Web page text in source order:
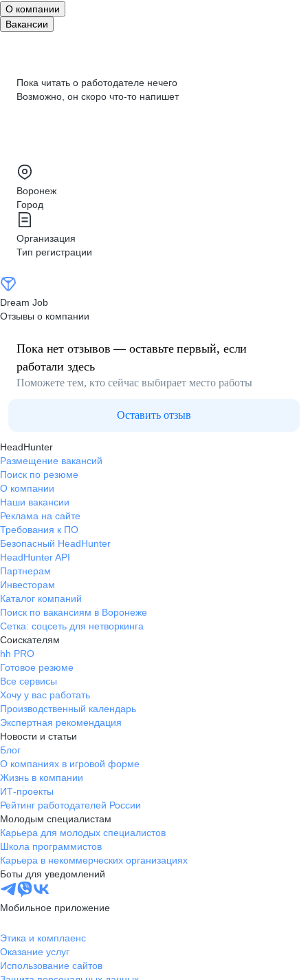
О компании
Вакансии
Пока читать о работодателе нечего
Возможно, он скоро что‑то напишет
Воронеж
Город
Организация
Тип регистрации
Dream Job
Отзывы о компании
Пока нет отзывов — оставьте первый, если
работали здесь
Поможете тем, кто сейчас выбирает место работы
Оставить отзыв
HeadHunter
Размещение вакансий
Поиск по резюме
О компании
Наши вакансии
Реклама на сайте
Требования к ПО
Безопасный HeadHunter
HeadHunter API
Партнерам
Инвесторам
Каталог компаний
Поиск по вакансиям в Воронеже
Сетка: соцсеть для нетворкинга
Соискателям
hh PRO
Готовое резюме
Все сервисы
Хочу у вас работать
Производственный календарь
Экспертная рекомендация
Новости и статьи
Блог
О компаниях в игровой форме
Жизнь в компании
ИТ-проекты
Рейтинг работодателей России
Молодым специалистам
Карьера для молодых специалистов
Школа программистов
Карьера в некоммерческих организациях
Боты для уведомлений
Мобильное приложение
Этика и комплаенс
Оказание услуг
Использование сайтов